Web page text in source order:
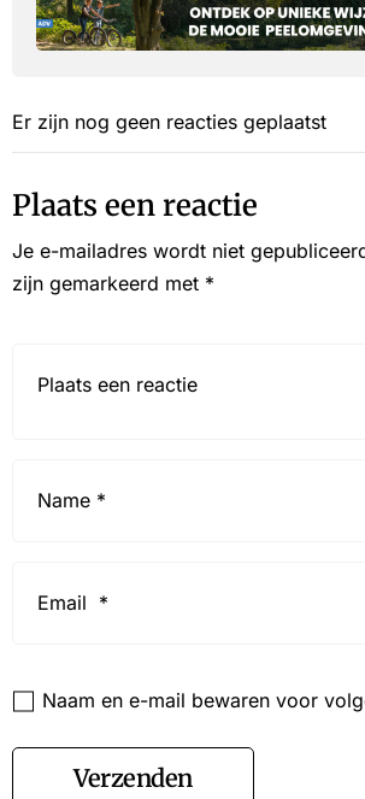
Er zijn nog geen reacties geplaatst
Plaats een reactie
Je e-mailadres wordt niet
zijn gemarkeerd met *
Naam en e-mail bewaren voor
Verzenden